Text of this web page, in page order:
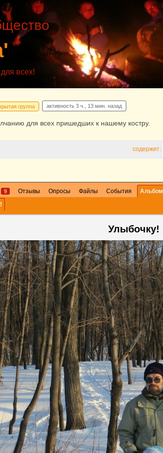
всех!
группа активность 3 ч., 13 мин. назад
для всех пришедших к нашему костру.
содержит:
9 Отзывы Опросы Файлы События Альбом
Улыбочку!